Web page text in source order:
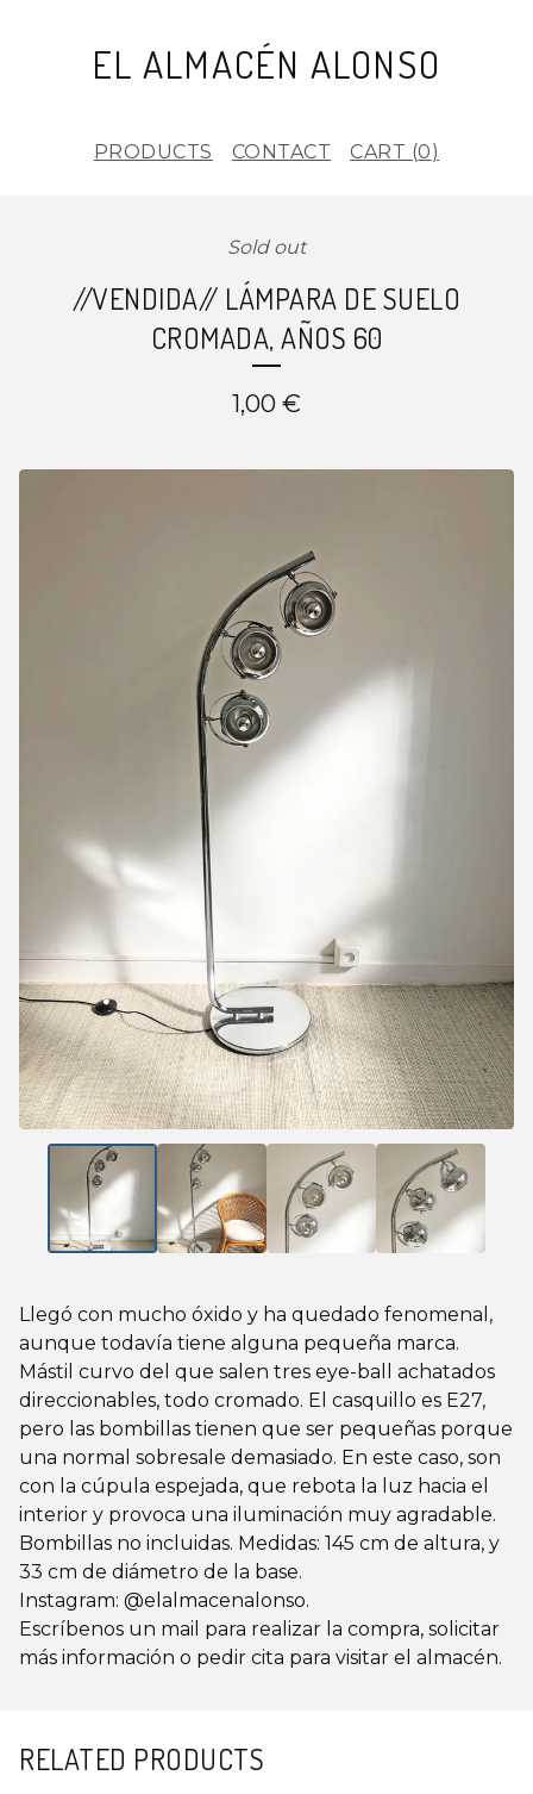
EL ALMACÉN ALONSO
PRODUCTS CONTACT CART (0)
Sold out
//VENDIDA// LÁMPARA DE SUELO
CROMADA, AÑOS 60
1,00 €
Llegó con mucho óxido y ha quedado fenomenal,
aunque todavía tiene alguna pequeña marca.
Mástil curvo del que salen tres eye-ball achatados
direccionables, todo cromado. El casquillo es E27,
pero las bombillas tienen que ser pequeñas porque
una normal sobresale demasiado. En este caso, son
con la cúpula espejada, que rebota la luz hacia el
interior y provoca una iluminación muy agradable.
Bombillas no incluidas. Medidas: 145 cm de altura, y
33 cm de diámetro de la base.
Instagram: @elalmacenalonso.
Escríbenos un mail para realizar la compra, solicitar
más información o pedir cita para visitar el almacén.
RELATED PRODUCTS